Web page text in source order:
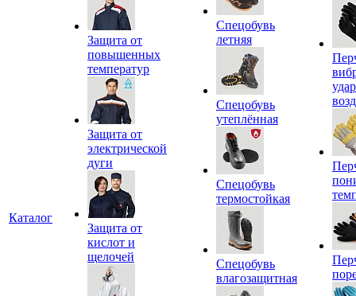
Каталог
Защита от
повышенных
температур
Защита от
электрической
дуги
Защита от
кислот и
щелочей
Спецобувь
летняя
Спецобувь
утеплённая
Спецобувь
термостойкая
Спецобувь
влагозащитная